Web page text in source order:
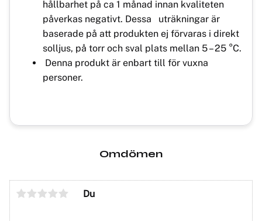
hållbarhet på ca 1 månad innan kvaliteten
påverkas negativt. Dessa uträkningar är
baserade på att produkten ej förvaras i direkt
solljus, på torr och sval plats mellan 5 – 25 °C.
Denna produkt är enbart till för vuxna
personer.
Omdömen
Du